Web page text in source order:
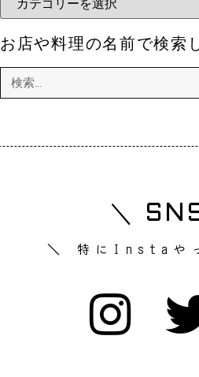
お店や料理の名前で検索
＼
＼ 特にInstaや